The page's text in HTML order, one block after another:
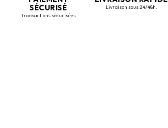
SÉCURISÉ
Transactions sécurisées
Livraison sous 24/48h.